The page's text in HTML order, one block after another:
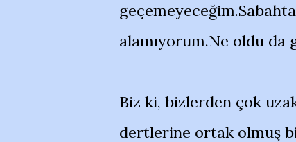
alamıyorum.Ne oldu da
Biz ki, bizlerden çok
dertlerine ortak olmuş